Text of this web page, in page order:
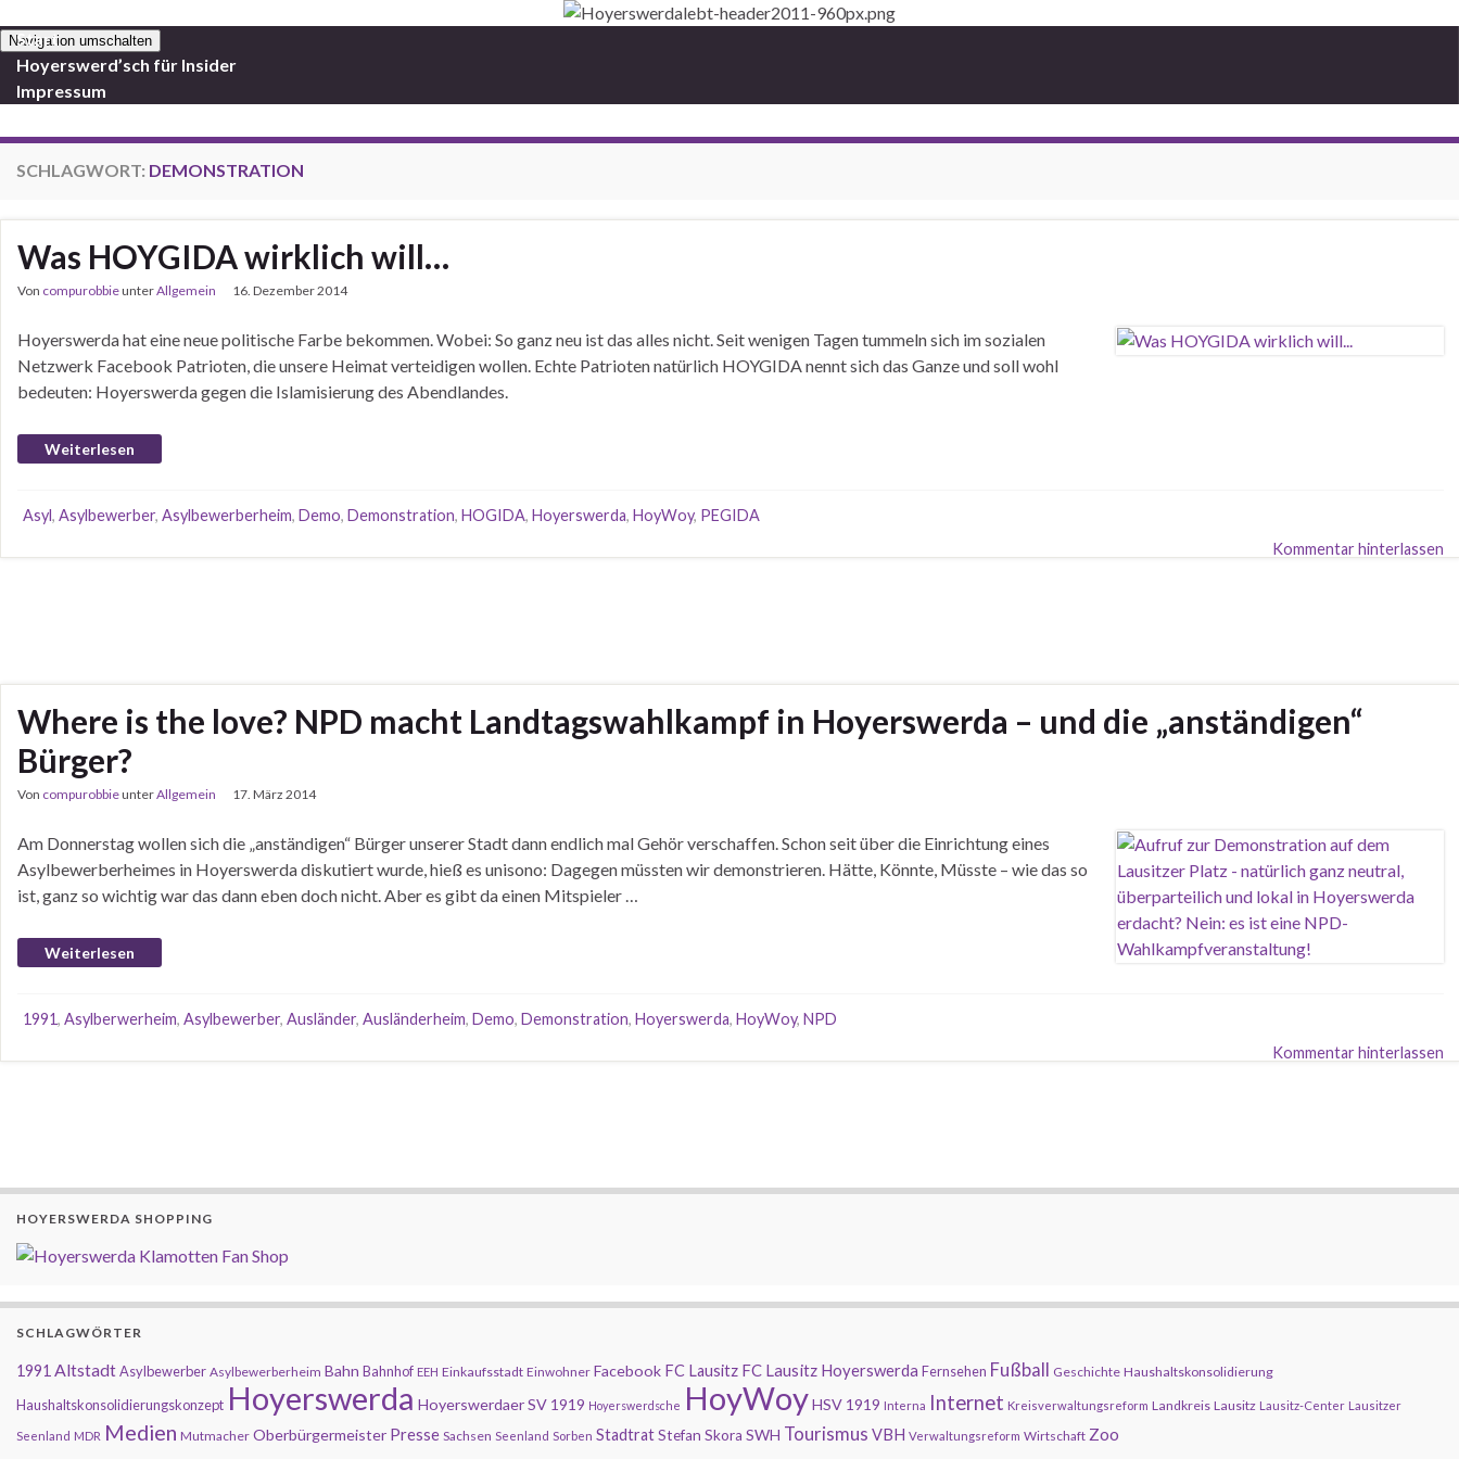
Navigation umschalten
Start
Hoyerswerd’sch für Insider
Impressum
SCHLAGWORT: DEMONSTRATION
Was HOYGIDA wirklich will…
Von compurobbieunterAllgemein 16. Dezember 2014
Hoyerswerda hat eine neue politische Farbe bekommen. Wobei: So ganz neu ist das alles nicht. Seit wenigen Tagen tummeln sich im sozialen
Netzwerk Facebook Patrioten, die unsere Heimat verteidigen wollen. Echte Patrioten natürlich HOYGIDA nennt sich das Ganze und soll wohl
bedeuten: Hoyerswerda gegen die Islamisierung des Abendlandes.
Weiterlesen
Asyl, Asylbewerber, Asylbewerberheim, Demo, Demonstration, HOGIDA, Hoyerswerda, HoyWoy, PEGIDA
Kommentar hinterlassen
Where is the love? NPD macht Landtagswahlkampf in Hoyerswerda – und die „anständigen“
Bürger?
Von compurobbieunterAllgemein 17. März 2014
Am Donnerstag wollen sich die „anständigen“ Bürger unserer Stadt dann endlich mal Gehör verschaffen. Schon seit über die Einrichtung eines
Asylbewerberheimes in Hoyerswerda diskutiert wurde, hieß es unisono: Dagegen müssten wir demonstrieren. Hätte, Könnte, Müsste – wie das so
ist, ganz so wichtig war das dann eben doch nicht. Aber es gibt da einen Mitspieler …
Weiterlesen
1991, Asylberwerheim, Asylbewerber, Ausländer, Ausländerheim, Demo, Demonstration, Hoyerswerda, HoyWoy, NPD
Kommentar hinterlassen
HOYERSWERDA SHOPPING
SCHLAGWÖRTER
1991 AltstadtAsylbewerber Asylbewerberheim Bahn Bahnhof EEH Einkaufsstadt Einwohner Facebook FC Lausitz FC Lausitz Hoyerswerda Fernsehen Fußball Geschichte Haushaltskonsolidierung
Haushaltskonsolidierungskonzept Hoyerswerda Hoyerswerdaer SV 1919 Hoyerswerdsche HoyWoyHSV 1919 Interna Internet Kreisverwaltungsreform Landkreis Lausitz Lausitz-Center Lausitzer
Seenland MDR Medien Mutmacher Oberbürgermeister Presse Sachsen Seenland Sorben StadtratStefan Skora SWH Tourismus VBH Verwaltungsreform Wirtschaft Zoo